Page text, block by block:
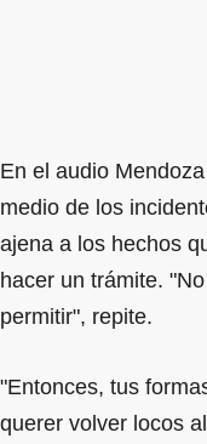
En el audio
medio de los
ajena a los hechos
hacer un trámite.
permitir", repite.
"Entonces, tus
querer volver locos